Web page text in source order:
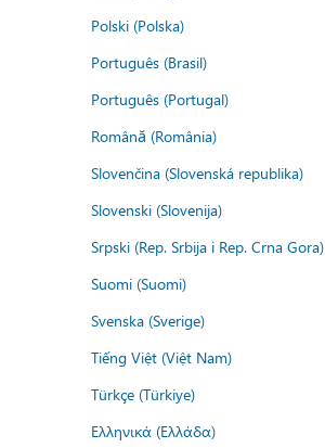
Polski (Polska)
Português (Brasil)
Português (Portugal)
Română (România)
Slovenčina (Slovenská republika)
Slovenski (Slovenija)
Srpski (Rep. Srbija i Rep. Crna Gora)
Suomi (Suomi)
Svenska (Sverige)
Tiếng Việt (Việt Nam)
Türkçe (Türkiye)
Ελληνικά (Ελλάδα)